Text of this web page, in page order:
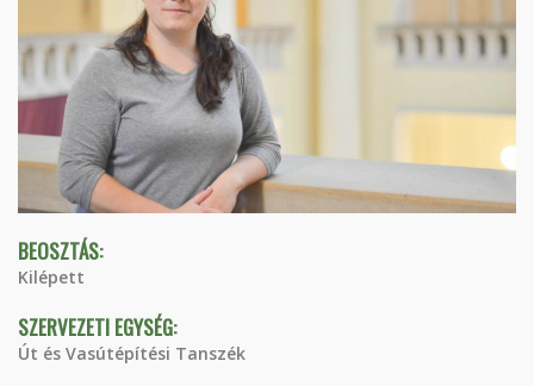
BEOSZTÁS:
Kilépett
SZERVEZETI EGYSÉG:
Út és Vasútépítési Tanszék